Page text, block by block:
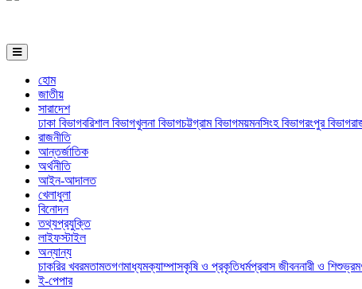
হোম
জাতীয়
সারাদেশ
ঢাকা বিভাগবরিশাল বিভাগখুলনা বিভাগচট্টগ্রাম বিভাগময়মনসিংহ বিভাগরংপুর বিভাগ
রাজনীতি
আন্তর্জাতিক
অর্থনীতি
আইন-আদালত
খেলাধুলা
বিনোদন
তথ্যপ্রযুক্তি
লাইফস্টাইল
অন্যান্য
চাকরির খবরমতামতগণমাধ্যমক্যাম্পাসকৃষি ও প্রকৃতিধর্মপ্রবাস জীবননারী ও শিশু
ই-পেপার